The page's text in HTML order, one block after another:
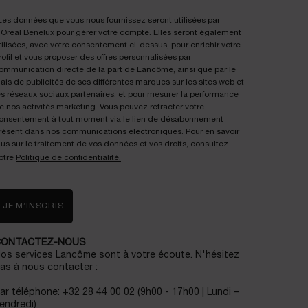
données que vous nous fournissez seront utilisées par
Benelux pour gérer votre compte. Elles seront également
avec votre consentement ci-dessus, pour enrichir votre
et vous proposer des offres personnalisées par
directe de la part de Lancôme, ainsi que par le
de publicités de ses différentes marques sur les sites web et
réseaux sociaux partenaires, et pour mesurer la performance
nos activités marketing. Vous pouvez rétracter votre
à tout moment via le lien de désabonnement
dans nos communications électroniques. Pour en savoir
sur le traitement de vos données et vos droits, consultez
Politique de confidentialité.
JE M’INSCRIS
NOUS
services Lancôme sont à votre écoute. N'hésitez
à nous contacter :
téléphone: +32 28 44 00 02 (9h00 - 17h00 | Lundi –